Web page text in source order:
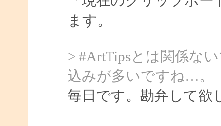
ます。
> #ArtTipsとは関係な
込みが多いですね…。
毎日です。勘弁して欲